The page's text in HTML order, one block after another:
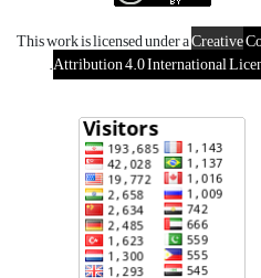
This work is licensed under aCreative
Attribution 4.0 International
.